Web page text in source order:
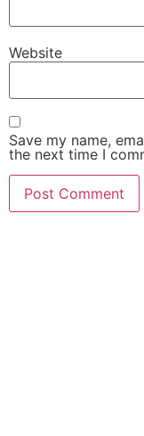
Website
Save my name,
the next time I